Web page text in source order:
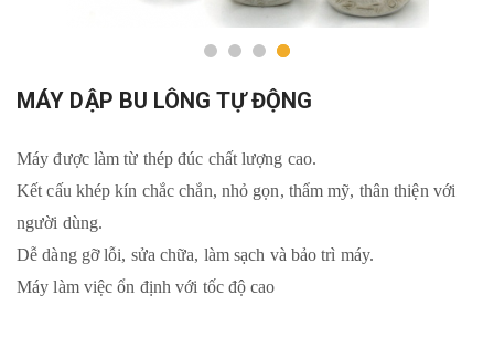
MÁY DẬP BU LÔNG TỰ ĐỘNG
Máy được làm từ thép đúc chất lượng cao.
Kết cấu khép kín chắc chắn, nhỏ gọn, thẩm mỹ, thân thiện với
người dùng.
Dễ dàng gỡ lỗi, sửa chữa, làm sạch và bảo trì máy.
Máy làm việc ổn định với tốc độ cao